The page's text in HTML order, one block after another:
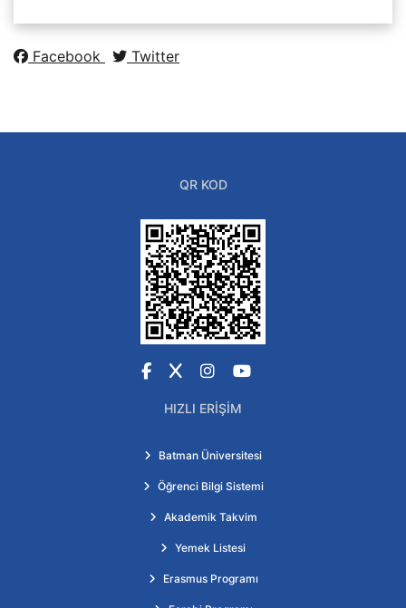
Facebook Twitter
QR KOD
Facebook
X Instagram
YouTube
HIZLI ERIŞIM
Batman Üniversitesi
Öğrenci Bilgi Sistemi
Akademik Takvim
Yemek Listesi
Erasmus Programı